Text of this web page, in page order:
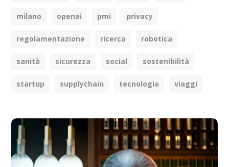
milano openai pmi privacy
regolamentazione ricerca robotica
sanità sicurezza social sostenibilità
startup supplychain tecnologia viaggi